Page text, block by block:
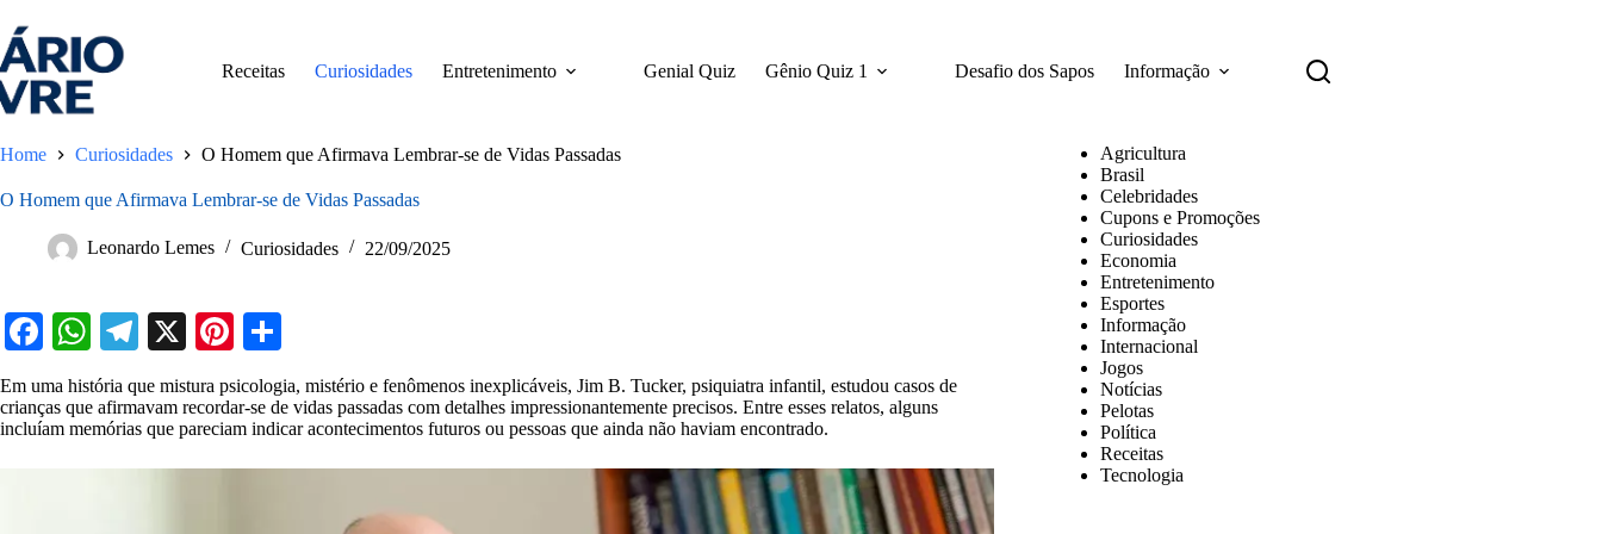
para
o
conteúdo
Receitas Curiosidades Entretenimento Genial Quiz Gênio Quiz 1 Desafio dos Sapos Informação
Home Curiosidades O Homem que Afirmava Lembrar-se de Vidas Passadas
O Homem que Afirmava Lembrar-se de Vidas Passadas
Leonardo Lemes Curiosidades 22/09/2025
Fa
ce
bo
ok
W
ha
ts
A
Te
gr
a
X
Pi
nt
er
es
ha
re
Em uma história que mistura psicologia, mistério e fenômenos inexplicáveis, Jim B. Tucker, psiquiatra infantil, estudou casos de
crianças que afirmavam recordar-se de vidas passadas com detalhes impressionantemente precisos. Entre esses relatos, alguns
incluíam memórias que pareciam indicar acontecimentos futuros ou pessoas que ainda não haviam encontrado.
Agricultura
Brasil
Celebridades
Cupons e Promoções
Curiosidades
Economia
Entretenimento
Esportes
Informação
Internacional
Jogos
Notícias
Pelotas
Política
Receitas
Tecnologia